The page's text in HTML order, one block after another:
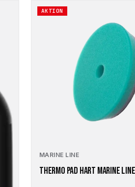
AKTION
MARINE LINE
THERMO PAD HART MARINE LINE
Dieses
Produkt